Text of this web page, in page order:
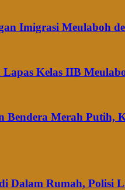
Imigrasi Meulaboh
Kelas IIB
Merah Putih,
Dalam Rumah, Polisi